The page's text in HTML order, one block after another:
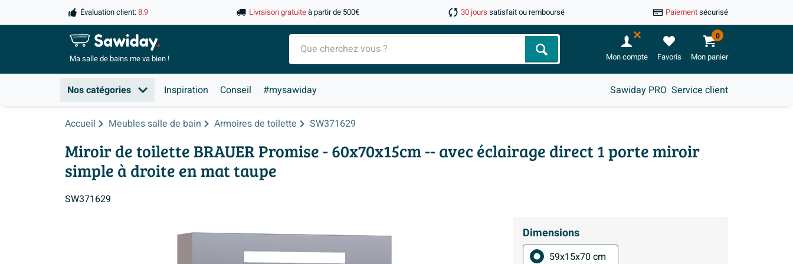
Évaluation client:8.9 Livraison gratuiteà partir de 500€ 30 jours satisfait ou remboursé Paiementsécurisé
Ma salle debains me va bien ! Chercher Mon compte Favoris Mon panier
0
Nos catégories Inspiration Conseil #mysawiday Sawiday PRO Service client
Accueil Meubles salle de bain Armoires de toilette SW371629
Miroir de toilette BRAUER Promise - 60x70x15cm -- avec éclairage direct 1 porte miroir
simple à droite en mat taupe
SW371629
Dimensions
59x15x70 cm